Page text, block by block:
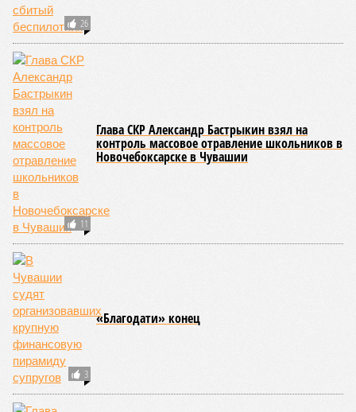
26
11
Глава СКР Александр Бастрыкин взял на
контроль массовое отравление школьников в
Новочебоксарске в Чувашии
3
«Благодати» конец